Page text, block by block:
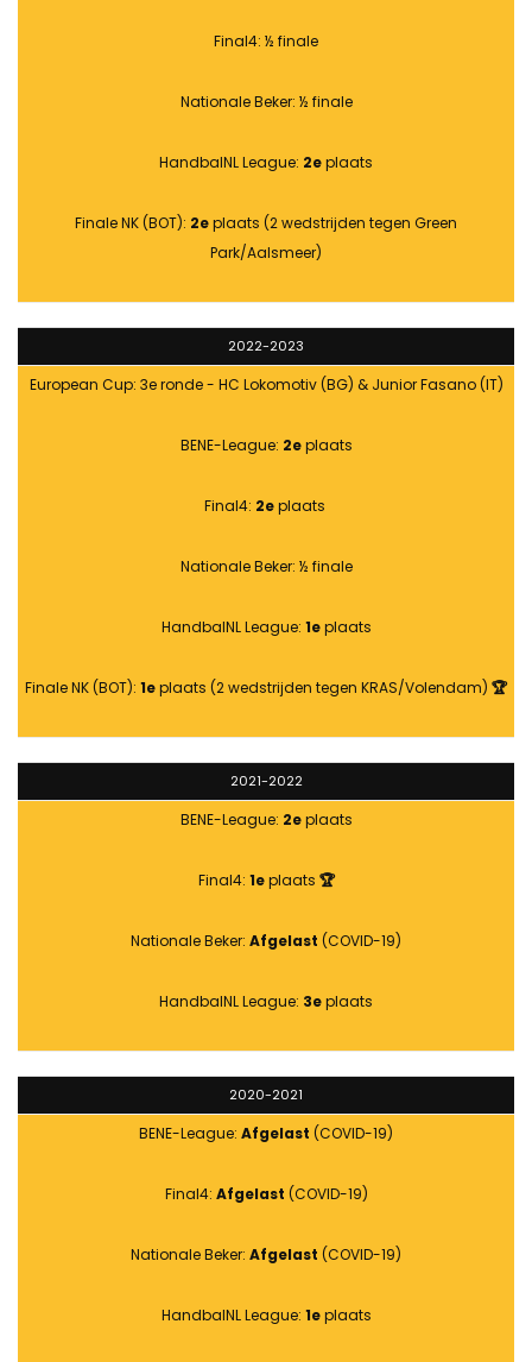
Final4: ½ finale
Nationale Beker: ½ finale
HandbalNL League: 2eplaats
Finale NK (BOT): 2eplaats (2 wedstrijden tegen Green
Park/Aalsmeer)
2022-2023
European Cup: 3e ronde - HC Lokomotiv (BG) & Junior Fasano (IT)
BENE-League: 2eplaats
Final4: 2eplaats
Nationale Beker: ½ finale
HandbalNL League: 1eplaats
Finale NK (BOT): 1eplaats (2 wedstrijden tegen KRAS/Volendam) 🏆
2021-2022
BENE-League: 2eplaats
Final4: 1eplaats 🏆
Nationale Beker: Afgelast (COVID-19)
HandbalNL League: 3eplaats
2020-2021
BENE-League: Afgelast (COVID-19)
Final4: Afgelast (COVID-19)
Nationale Beker: Afgelast (COVID-19)
HandbalNL League: 1eplaats